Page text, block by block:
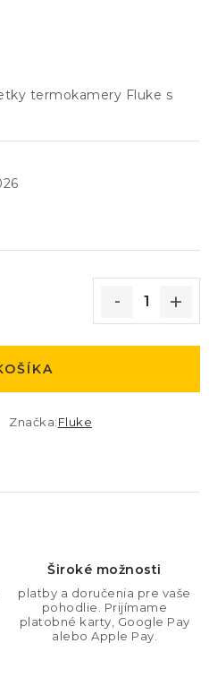
termokamery Fluke s
Značka:Fluke
Široké možnosti
platby a doručenia pre vaše
pohodlie. Prijímame
platobné karty, Google Pay
alebo Apple Pay.